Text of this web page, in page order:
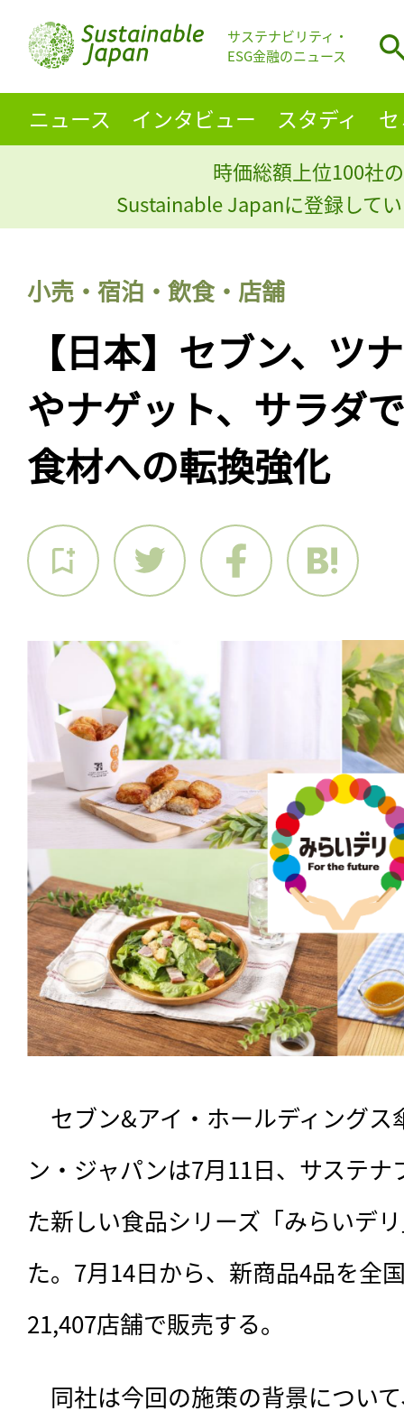
サステナビリティ・
ESG金融のニュース
ニュース インタビュー スタディ
時価総額上位100社
Sustainable Japanに登録して
小売・宿泊・飲食・店舗
【日本】セブン、ツ
やナゲット、サラダ
食材への転換強化
セブン&アイ・ホールディングス
ン・ジャパンは7月11日、サステ
た新しい食品シリーズ「みらいデ
た。7月14日から、新商品4品を全
21,407店舗で販売する。
同社は今回の施策の背景につい